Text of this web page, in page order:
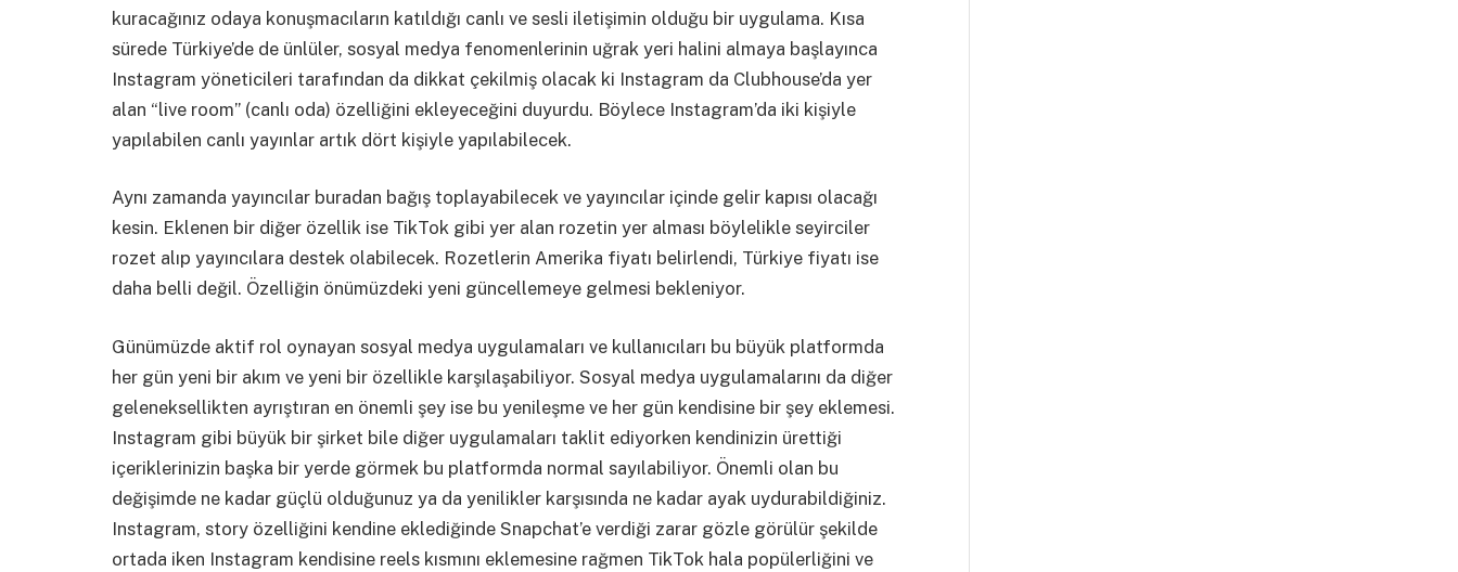
kuracağınız odaya konuşmacıların katıldığı canlı ve sesli iletişimin olduğu bir uygulama. Kısa
sürede Türkiye’de de ünlüler, sosyal medya fenomenlerinin uğrak yeri halini almaya başlayınca
Instagram yöneticileri tarafından da dikkat çekilmiş olacak ki Instagram da Clubhouse’da yer
alan “live room” (canlı oda) özelliğini ekleyeceğini duyurdu. Böylece Instagram’da iki kişiyle
yapılabilen canlı yayınlar artık dört kişiyle yapılabilecek.
Aynı zamanda yayıncılar buradan bağış toplayabilecek ve yayıncılar içinde gelir kapısı olacağı
kesin. Eklenen bir diğer özellik ise TikTok gibi yer alan rozetin yer alması böylelikle seyirciler
rozet alıp yayıncılara destek olabilecek. Rozetlerin Amerika fiyatı belirlendi, Türkiye fiyatı ise
daha belli değil. Özelliğin önümüzdeki yeni güncellemeye gelmesi bekleniyor.
Günümüzde aktif rol oynayan sosyal medya uygulamaları ve kullanıcıları bu büyük platformda
her gün yeni bir akım ve yeni bir özellikle karşılaşabiliyor. Sosyal medya uygulamalarını da diğer
geleneksellikten ayrıştıran en önemli şey ise bu yenileşme ve her gün kendisine bir şey eklemesi.
Instagram gibi büyük bir şirket bile diğer uygulamaları taklit ediyorken kendinizin ürettiği
içeriklerinizin başka bir yerde görmek bu platformda normal sayılabiliyor. Önemli olan bu
değişimde ne kadar güçlü olduğunuz ya da yenilikler karşısında ne kadar ayak uydurabildiğiniz.
Instagram, story özelliğini kendine eklediğinde Snapchat’e verdiği zarar gözle görülür şekilde
ortada iken Instagram kendisine reels kısmını eklemesine rağmen TikTok hala popülerliğini ve